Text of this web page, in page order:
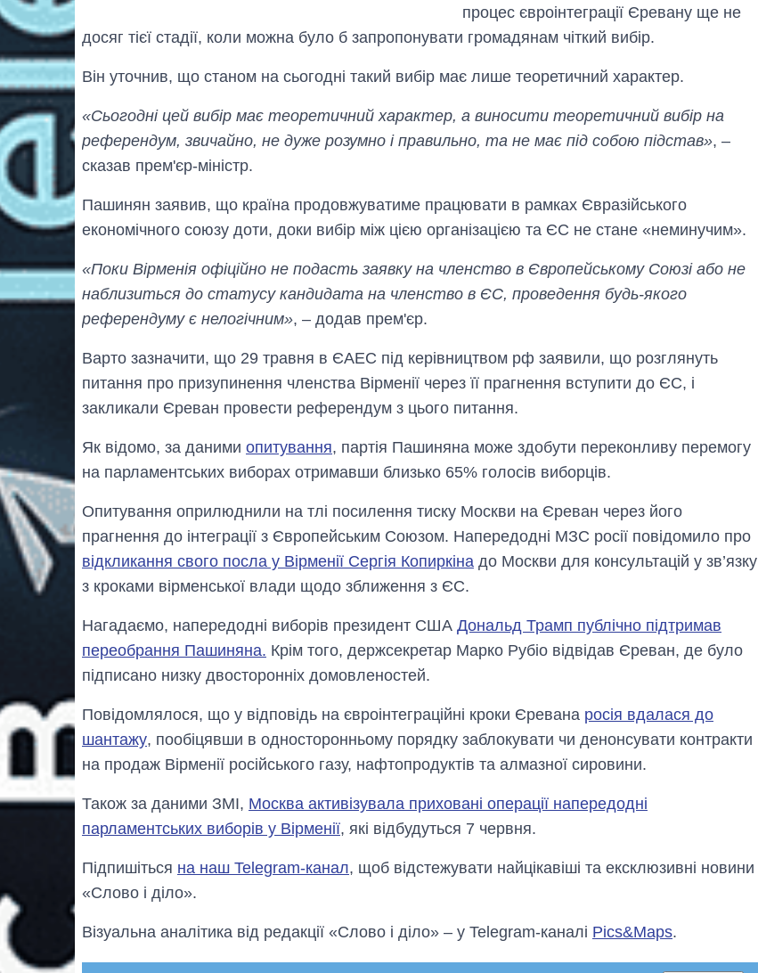
процес євроінтеграції Єревану ще не
досяг тієї стадії, коли можна було б запропонувати громадянам чіткий вибір.
Він уточнив, що станом на сьогодні такий вибір має лише теоретичний характер.
«Сьогодні цей вибір має теоретичний характер, а виносити теоретичний вибір на
референдум, звичайно, не дуже розумно і правильно, та не має під собою підстав», –
сказав прем'єр-міністр.
Пашинян заявив, що країна продовжуватиме працювати в рамках Євразійського
економічного союзу доти, доки вибір між цією організацією та ЄС не стане «неминучим».
«Поки Вірменія офіційно не подасть заявку на членство в Європейському Союзі або не
наблизиться до статусу кандидата на членство в ЄС, проведення будь-якого
референдуму є нелогічним», – додав прем'єр.
Варто зазначити, що 29 травня в ЄАЕС під керівництвом рф заявили, що розглянуть
питання про призупинення членства Вірменії через її прагнення вступити до ЄС, і
закликали Єреван провести референдум з цього питання.
Як відомо, за даними опитування, партія Пашиняна може здобути переконливу перемогу
на парламентських виборах отримавши близько 65% голосів виборців.
Опитування оприлюднили на тлі посилення тиску Москви на Єреван через його
прагнення до інтеграції з Європейським Союзом. Напередодні МЗС росії повідомило про
відкликання свого посла у Вірменії Сергія Копиркіна до Москви для консультацій у зв’язку
з кроками вірменської влади щодо зближення з ЄС.
Нагадаємо, напередодні виборів президент США Дональд Трамп публічно підтримав
переобрання Пашиняна. Крім того, держсекретар Марко Рубіо відвідав Єреван, де було
підписано низку двосторонніх домовленостей.
Повідомлялося, що у відповідь на євроінтеграційні кроки Єревана росія вдалася до
шантажу, пообіцявши в односторонньому порядку заблокувати чи денонсувати контракти
на продаж Вірменії російського газу, нафтопродуктів та алмазної сировини.
Також за даними ЗМІ, Москва активізувала приховані операції напередодні
парламентських виборів у Вірменії, які відбудуться 7 червня.
Підпишіться на наш Telegram-канал, щоб відстежувати найцікавіші та ексклюзивні новини
«Слово і діло».
Візуальна аналітика від редакції «Слово і діло» – у Telegram-каналі Pics&Maps.